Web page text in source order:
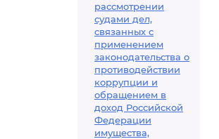
рассмотрении
судами дел,
связанных с
применением
законодательства о
противодействии
коррупции и
обращением в
доход Российской
Федерации
имущества,